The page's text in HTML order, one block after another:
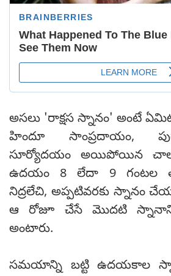
అసలు 'రాక్షస స్నానం' అంటే
హిందూ సాంప్రదాయం,
సూర్యోదయం అయిపోయిన చాలా
ఉదయం 8 లేదా 9 గంటల
నిద్రలేచి, అప్పటివరకు స్నానం
ఆ రోజూ చేసే మొదటి
అంటారు.
సమయాన్ని బట్టి ఉదయకాల